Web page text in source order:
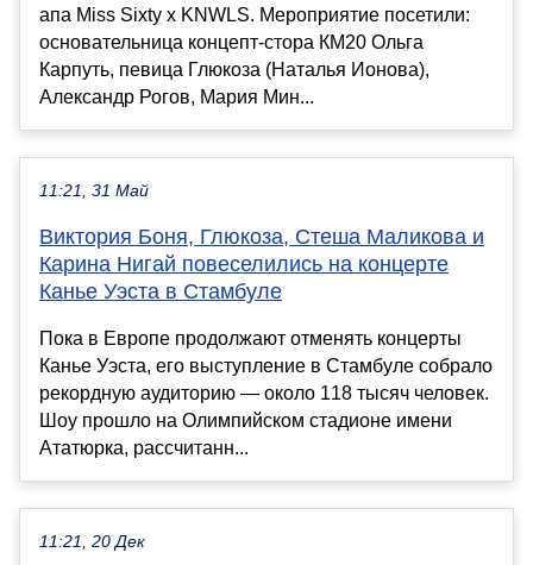
апа Miss Sixty x KNWLS. Мероприятие посетили:
основательница концепт-стора КМ20 Ольга
Карпуть, певица Глюкоза (Наталья Ионова),
Александр Рогов, Мария Мин...
11:21, 31 Май
Виктория Боня, Глюкоза, Стеша Маликова и
Карина Нигай повеселились на концерте
Канье Уэста в Стамбуле
Пока в Европе продолжают отменять концерты
Канье Уэста, его выступление в Стамбуле собрало
рекордную аудиторию — около 118 тысяч человек.
Шоу прошло на Олимпийском стадионе имени
Ататюрка, рассчитанн...
11:21, 20 Дек